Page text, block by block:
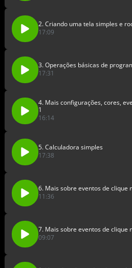
2. Criando uma tela simples e
17:09
3. Operações básicas de
17:31
4. Mais configurações, cores,
1
16:14
5. Calculadora simples
17:38
6. Mais sobre eventos de clique
11:36
7. Mais sobre eventos de clique
09:07